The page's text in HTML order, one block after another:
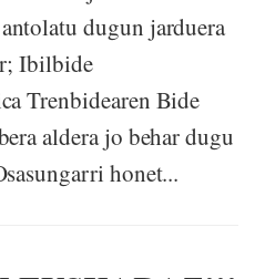
dugun jarduera
Ibilbide
Trenbidearen Bide
aldera jo behar dugu
honet...